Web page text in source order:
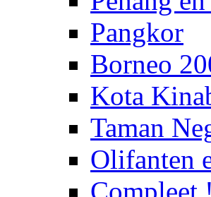
Pangkor
Borneo
Kota
Taman
Olifanten
Compleet !